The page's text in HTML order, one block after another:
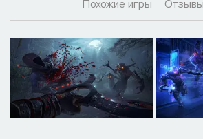
Похожие игры Отзывы